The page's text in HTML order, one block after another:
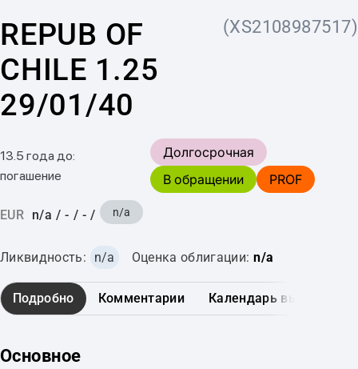
REPUB OF
CHILE 1.25
29/01/40
(XS2108987517)
13.5 года до:
погашение
Долгосрочная
В обращении
PROF
EUR n/a / - / - / n/a
Ликвидность: n/a Оценка облигации: n/a
Подробно Комментарии Календарь выплат
Основное